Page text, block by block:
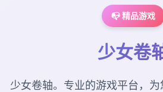
📭 精品游戏
少女卷
少女卷轴。专业的游戏平台，